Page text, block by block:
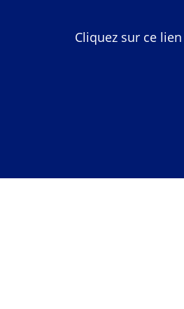
Cliquez sur ce